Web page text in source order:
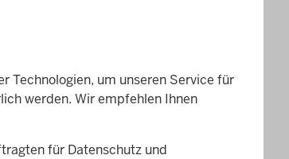
Technologien, um unseren Service für
werden. Wir empfehlen Ihnen
für Datenschutz und